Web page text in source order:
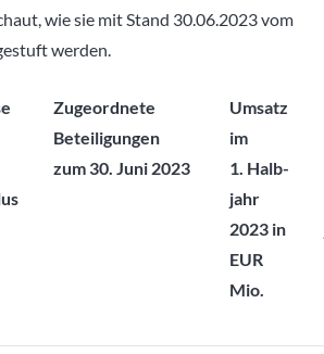
wie sie mit Stand 30.06.2023 vom
werden.
Zugeordnete
Beteiligungen
zum 30. Juni 2023
Umsatz
im
1. Halb­
jahr
2023 in
EUR
Mio.